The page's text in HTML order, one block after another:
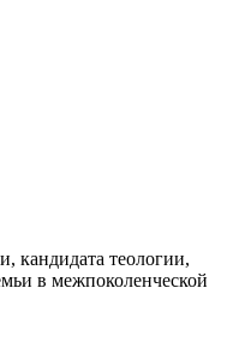
кандидата теологии,
в межпоколенческой